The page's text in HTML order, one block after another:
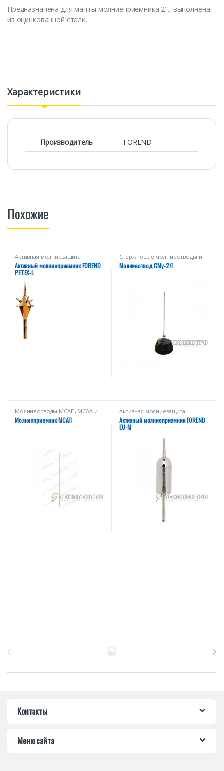
Предназначена для мачты молниеприемника 2″., выполнена
из оцинкованной стали.
Характеристики
Производитель FOREND
Похожие
Активная молниезащита
Активный молниеприемник FOREND
PETEX-L
Стержневые молниеотводы и
мачты
Молниеотвод СМу-2/1
Молниеотводы МСАП, МСАА и
МССП
Молниеприемник МСАП
Активная молниезащита
Активный молниеприемник FOREND
EU-M
Контакты
Меню сайта